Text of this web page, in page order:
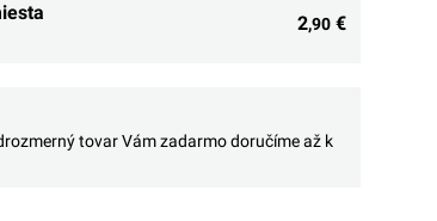
2,90 €
tovar Vám zadarmo doručíme až k